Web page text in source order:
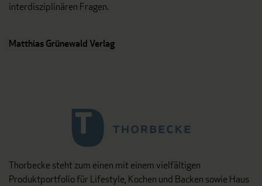
interdisziplinären Fragen.
Matthias Grünewald Verlag
Thorbecke steht zum einen mit einem vielfältigen
Produktportfolio für Lifestyle, Kochen und Backen sowie Haus